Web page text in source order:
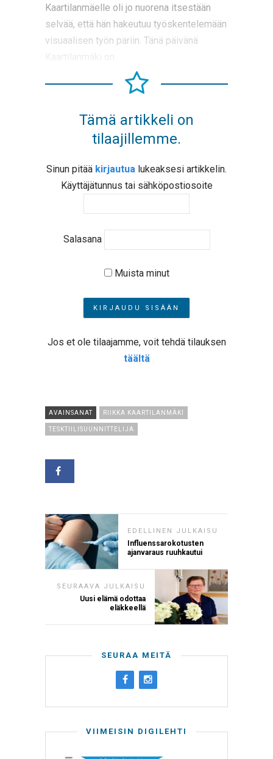
Kaartilanmäelle oli jo nuorena itsestään
selvää, että hän hakeutuu työskentelemään
visuaalisen työn pariin. Tänä päivänä
Tämä artikkeli on
tilaajillemme.
Sinun pitää kirjautua lukeaksesi artikkelin.
Käyttäjätunnus tai sähköpostiosoite
Salasana
Muista minut
Jos et ole tilaajamme, voit tehdä tilauksen
täältä
AVAINSANAT RIIKKA KAARTILANMÄKI
TESKTIILISUUNNITTELIJA
EDELLINEN JULKAISU
Influenssarokotusten
ajanvaraus ruuhkautui
SEURAAVA JULKAISU
Uusi elämä odottaa
eläkkeellä
SEURAA MEITÄ
VIIMEISIN DIGILEHTI